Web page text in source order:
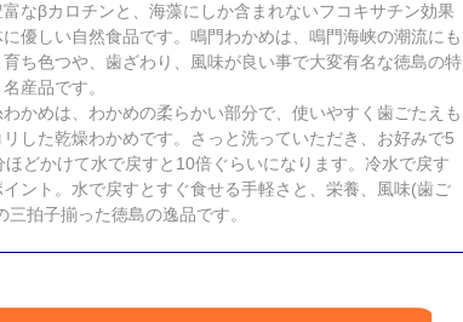
富なβカロチンと、海藻にしか含まれないフコキサチン効果
に優しい自然食品です。鳴門わかめは、鳴門海峡の潮流にも
育ち色つや、歯ざわり、風味が良い事で大変有名な徳島の特
産品です。
かめは、わかめの柔らかい部分で、使いやすく歯ごたえも
リした乾燥わかめです。さっと洗っていただき、お好みで5
ほどかけて水で戻すと10倍ぐらいになります。冷水で戻す
ント。水で戻すとすぐ食せる手軽さと、栄養、風味(歯ご
三拍子揃った徳島の逸品です。